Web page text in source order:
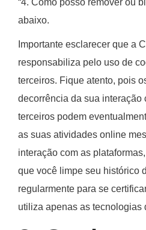
4. Como posso remover ou
abaixo.
Importante esclarecer que a
responsabiliza pelo uso de
terceiros. Fique atento, pois
decorrência da sua interação
terceiros podem
as suas atividades online
interação com as
que você limpe seu histórico
regularmente para se
utiliza apenas as tecnologias